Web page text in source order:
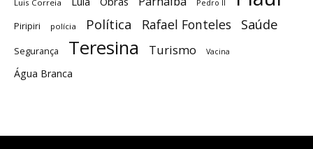
Luis Correia Pedro II
Piripiri polícia Política Rafael Fonteles Saúde
Segurança Teresina Turismo Vacina
Água Branca